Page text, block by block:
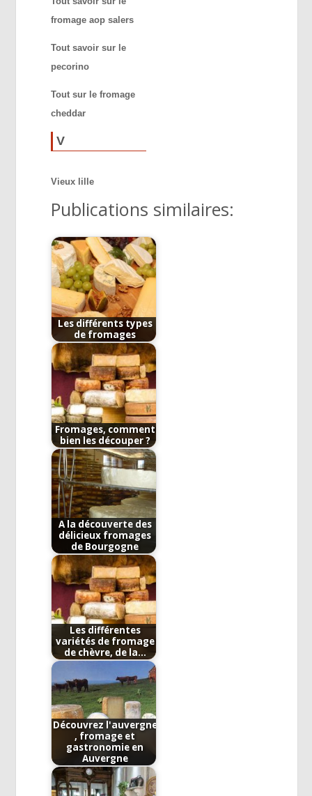
fromage aop salers
Tout savoir sur le
pecorino
Tout sur le fromage
cheddar
V
Vieux lille
Publications similaires:
Les différents types
de fromages
Fromages, comment
bien les découper ?
A la découverte des
délicieux fromages
de Bourgogne
Les différentes
variétés de fromage
de chèvre, de la…
Découvrez l'auvergne
, fromage et
gastronomie en
Auvergne